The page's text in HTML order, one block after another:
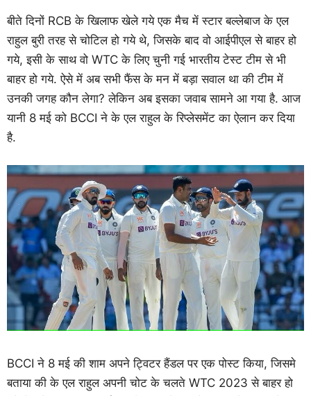
बीते दिनों RCB के खिलाफ खेले गये एक मैच में स्टार बल्लेबाज के एल
राहुल बुरी तरह से चोटिल हो गये थे, जिसके बाद वो आईपीएल से बाहर हो
गये, इसी के साथ वो WTC के लिए चुनी गई भारतीय टेस्ट टीम से भी
बाहर हो गये. ऐसे में अब सभी फैंस के मन में बड़ा सवाल था की टीम में
उनकी जगह कौन लेगा? लेकिन अब इसका जवाब सामने आ गया है. आज
यानी 8 मई को BCCI ने के एल राहुल के रिप्लेसमेंट का ऐलान कर दिया
है.
BCCI ने 8 मई की शाम अपने ट्विटर हैंडल पर एक पोस्ट किया, जिसमे
बताया की के एल राहुल अपनी चोट के चलते WTC 2023 से बाहर हो